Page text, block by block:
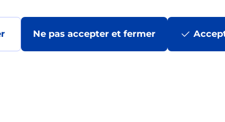
Ne pas accepter et fermer
boîte aux lettres ?